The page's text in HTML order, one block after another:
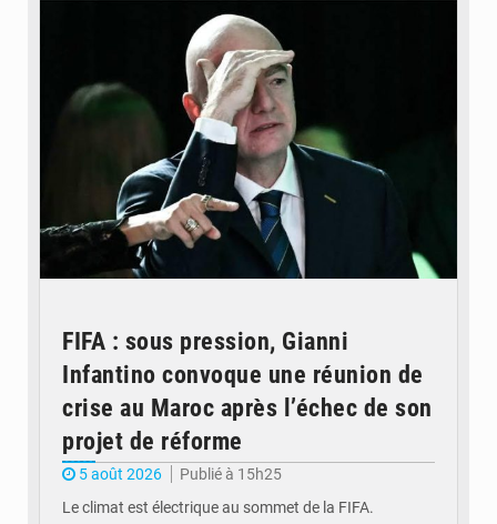
FIFA : sous pression, Gianni
Infantino convoque une réunion de
crise au Maroc après l’échec de son
projet de réforme
5 août 2026
Publié à 15h25
Le climat est électrique au sommet de la FIFA.